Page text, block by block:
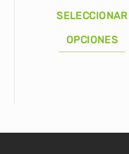
SELECCIONAR
OPCIONES
variantes.